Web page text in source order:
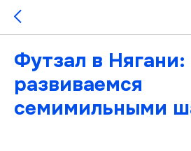
Футзал в Нягани:
развиваемся
семимильными